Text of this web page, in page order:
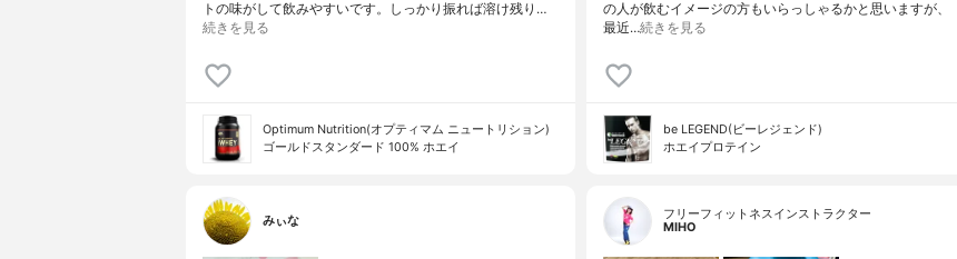
トの味がして飲みやすいです。しっかり振れば溶け残り…
続きを見る
Optimum Nutrition(オプティマム ニュートリション)
ゴールドスタンダード 100% ホエイ
の人が飲むイメージの方もいらっしゃるかと思いますが、
最近…続きを見る
be LEGEND(ビーレジェンド)
ホエイプロテイン
みぃな
フリーフィットネスインストラクター
MIHO